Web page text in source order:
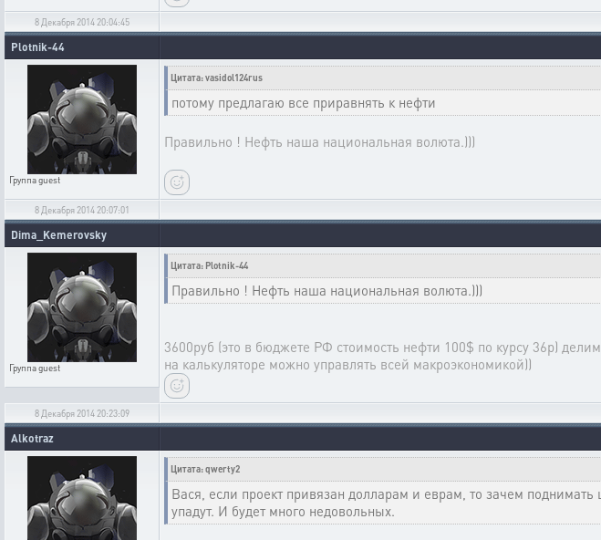
8 Декабря 2014 20:04:45
Plotnik-44
Группаguest
Цитата: vasidol124rus
потому предлагаю все приравнять к нефти
Правильно ! Нефть наша национальная волюта.)))
8 Декабря 2014 20:07:01
Dima_Kemerovsky
Группаguest
Цитата: Plotnik-44
Правильно ! Нефть наша национальная волюта.)))
3600руб (это в бюджете РФ стоимость нефти 100$ по курсу 36р)
на калькуляторе можно управлять всей макроэкономикой))
8 Декабря 2014 20:23:09
Alkotraz
Цитата: qwerty2
Вася, если проект привязан долларам и еврам, то зачем
упадут. И будет много недовольных.